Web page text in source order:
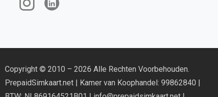
Copyright © 2010 – 2026 Alle Rechten Voorbehouden.
PrepaidSimkaart.net | Kamer van Koophandel: 99862840 |